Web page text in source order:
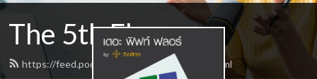
The 5th Floor
https://feed.podbean.com/vajrasiddha/feed.xml